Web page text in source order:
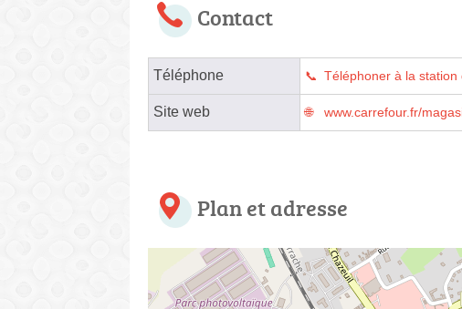
Contact
Téléphone Téléphoner à la station
Site web www.carrefour.fr/
Plan et adresse